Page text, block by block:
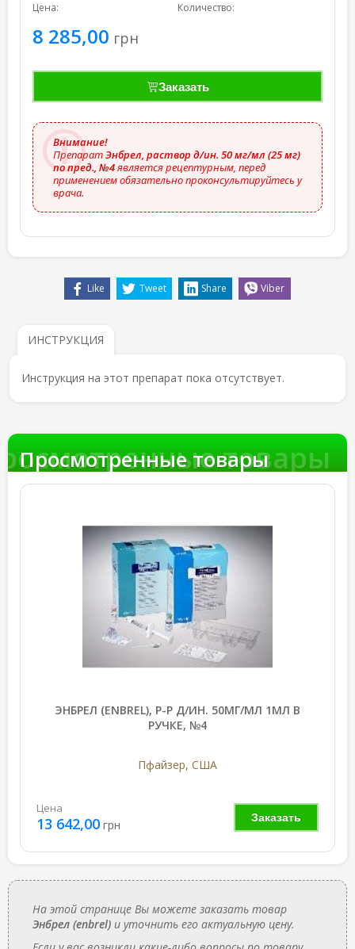
Цена:
8 285,00 грн
Количество:
Заказать
Внимание!
ПрепаратЭнбрел, раствор д/ин. 50 мг/мл (25 мг)
по пред., №4является рецептурным, перед
применением обязательно проконсультируйтесь у
врача.
Like Tweet Share Viber
ИНСТРУКЦИЯ
Инструкция на этот препарат пока отсутствует.
товары
Просмотренные товары
ЭНБРЕЛ (ENBREL), Р-Р Д/ИН. 50МГ/МЛ 1МЛ В
РУЧКЕ, №4
Пфайзер, США
Заказать
Цена
13 642,00 грн
На этой странице Вы можете заказать товар
Энбрел (enbrel) и уточнить его актуальную цену.